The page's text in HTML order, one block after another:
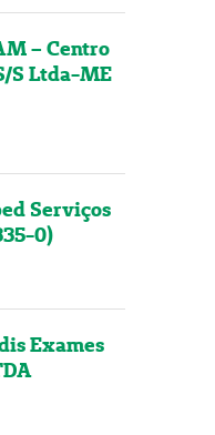
– Centro
S Ltda-ME
Serviços
0)
Exames